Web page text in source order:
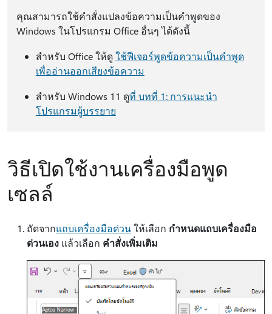
คุณสามารถใช้คำสั่งแปลงข้อความเป็นคำพูดของ
Windows ในโปรแกรม Office อื่นๆ ได้ดังนี้
สําหรับ Office ให้ดูใช้ฟีเจอร์พูดข้อความเป็นคําพูด
เพื่ออ่านออกเสียงข้อความ
สําหรับ Windows 11 ดูที่ บทที่ 1: การแนะนํา
โปรแกรมผู้บรรยาย
วิธีเปิดใช้งานเครื่องมือพูด
เซลล์
ถัดจากแถบเครื่องมือด่วนให้เลือก กําหนดแถบเครื่องมือ
ด่วนเอง แล้วเลือก คําสั่งเพิ่มเติม